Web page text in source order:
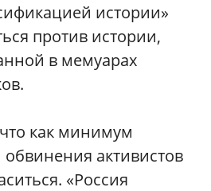
истории»
против истории,
в мемуарах
как минимум
активистов
«Россия